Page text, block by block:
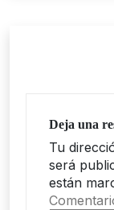
Deja una
Tu
será
están